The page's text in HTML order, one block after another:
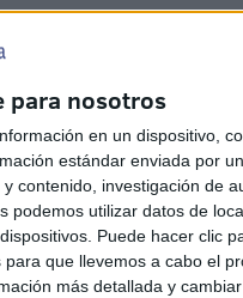
para nosotros
en un dispositivo,
estándar enviada por
contenido, investigación de
podemos utilizar datos de
Puede hacer clic
que llevemos a cabo el
más detallada y
que se
local con la
al respecto.
“puede
las
vecinos de